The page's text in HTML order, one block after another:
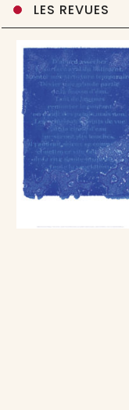
LES REVUES